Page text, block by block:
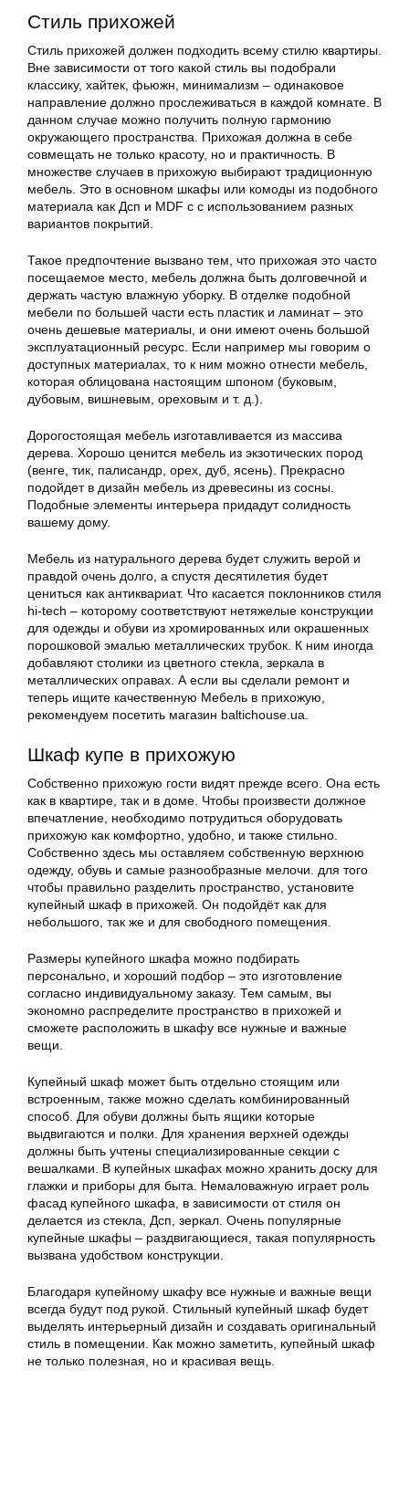
Стиль прихожей
Стиль прихожей должен подходить всему стилю квартиры.
Вне зависимости от того какой стиль вы подобрали
классику, хайтек, фьюжн, минимализм – одинаковое
направление должно прослеживаться в каждой комнате. В
данном случае можно получить полную гармонию
окружающего пространства. Прихожая должна в себе
совмещать не только красоту, но и практичность. В
множестве случаев в прихожую выбирают традиционную
мебель. Это в основном шкафы или комоды из подобного
материала как Дсп и MDF с с использованием разных
вариантов покрытий.
Такое предпочтение вызвано тем, что прихожая это часто
посещаемое место, мебель должна быть долговечной и
держать частую влажную уборку. В отделке подобной
мебели по большей части есть пластик и ламинат – это
очень дешевые материалы, и они имеют очень большой
эксплуатационный ресурс. Если например мы говорим о
доступных материалах, то к ним можно отнести мебель,
которая облицована настоящим шпоном (буковым,
дубовым, вишневым, ореховым и т. д.).
Дорогостоящая мебель изготавливается из массива
дерева. Хорошо ценится мебель из экзотических пород
(венге, тик, палисандр, орех, дуб, ясень). Прекрасно
подойдет в дизайн мебель из древесины из сосны.
Подобные элементы интерьера придадут солидность
вашему дому.
Мебель из натурального дерева будет служить верой и
правдой очень долго, а спустя десятилетия будет
цениться как антиквариат. Что касается поклонников стиля
hi-tech – которому соответствуют нетяжелые конструкции
для одежды и обуви из хромированных или окрашенных
порошковой эмалью металлических трубок. К ним иногда
добавляют столики из цветного стекла, зеркала в
металлических оправах. А если вы сделали ремонт и
теперь ищите качественную Мебель в прихожую,
рекомендуем посетить магазин baltichouse.ua.
Шкаф купе в прихожую
Собственно прихожую гости видят прежде всего. Она есть
как в квартире, так и в доме. Чтобы произвести должное
впечатление, необходимо потрудиться оборудовать
прихожую как комфортно, удобно, и также стильно.
Собственно здесь мы оставляем собственную верхнюю
одежду, обувь и самые разнообразные мелочи. для того
чтобы правильно разделить пространство, установите
купейный шкаф в прихожей. Он подойдёт как для
небольшого, так же и для свободного помещения.
Размеры купейного шкафа можно подбирать
персонально, и хороший подбор – это изготовление
согласно индивидуальному заказу. Тем самым, вы
экономно распределите пространство в прихожей и
сможете расположить в шкафу все нужные и важные
вещи.
Купейный шкаф может быть отдельно стоящим или
встроенным, также можно сделать комбинированный
способ. Для обуви должны быть ящики которые
выдвигаются и полки. Для хранения верхней одежды
должны быть учтены специализированные секции с
вешалками. В купейных шкафах можно хранить доску для
глажки и приборы для быта. Немаловажную играет роль
фасад купейного шкафа, в зависимости от стиля он
делается из стекла, Дсп, зеркал. Очень популярные
купейные шкафы – раздвигающиеся, такая популярность
вызвана удобством конструкции.
Благодаря купейному шкафу все нужные и важные вещи
всегда будут под рукой. Стильный купейный шкаф будет
выделять интерьерный дизайн и создавать оригинальный
стиль в помещении. Как можно заметить, купейный шкаф
не только полезная, но и красивая вещь.